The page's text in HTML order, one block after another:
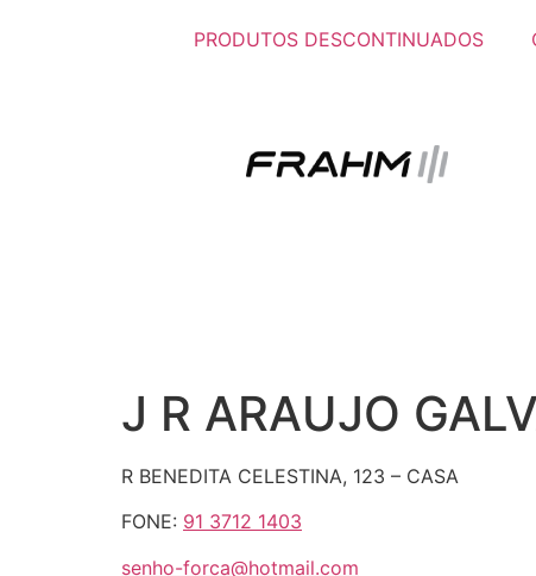
PRODUTOS DESCONTINUADOS
J R ARAUJO
R BENEDITA CELESTINA, 123 – CASA
FONE: 91 3712 1403
senho-forca@hotmail.com